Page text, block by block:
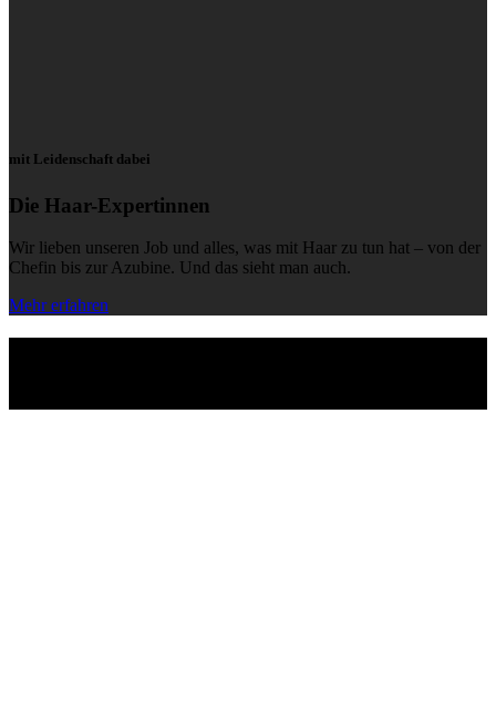
mit Leidenschaft dabei
Die Haar-Expertinnen
Wir lieben unseren Job und alles, was mit Haar zu tun hat – von der
Chefin bis zur Azubine. Und das sieht man auch.
Mehr erfahren